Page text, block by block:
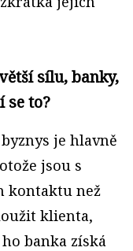
sílu, banky,
se to?
je hlavně
jsou s
kontaktu než
klienta,
banka získá